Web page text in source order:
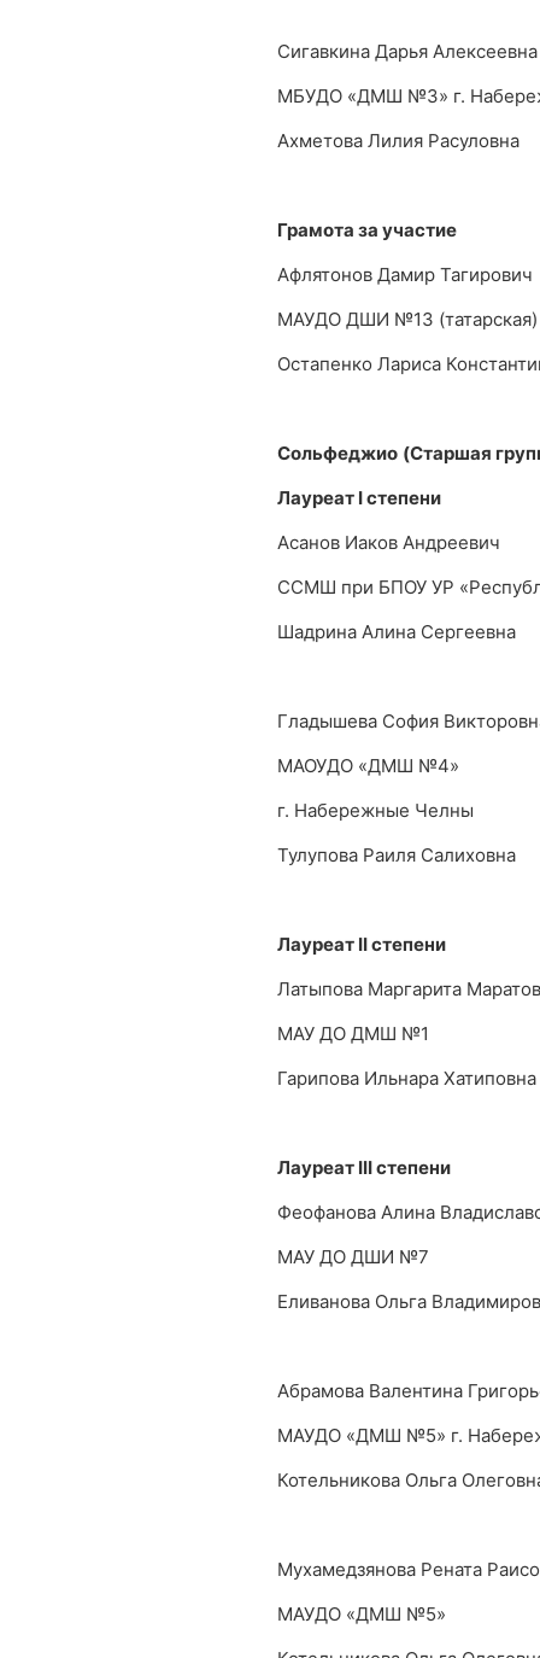
Сигавкина Дарья Алексеевна
МБУДО «ДМШ №3» г.
Ахметова Лилия Расуловна
Грамота за участие
Афлятонов Дамир Тагирович
МАУДО ДШИ №13 (татарская)
Остапенко Лариса
Сольфеджио (Cтаршая
Лауреат Iстепени
Асанов Иаков Андреевич
ССМШ при БПОУ УР
Шадрина Алина Сергеевна
Гладышева София
МАОУДО «ДМШ №4»
г. Набережные Челны
Тулупова Раиля Салиховна
Лауреат IIстепени
Латыпова Маргарита
МАУ ДО ДМШ №1
Гарипова Ильнара Хатиповна
Лауреат IIIстепени
Феофанова Алина
МАУ ДО ДШИ №7
Еливанова Ольга
Абрамова Валентина
МАУДО «ДМШ №5» г.
Котельникова Ольга
Мухамедзянова Рената
МАУДО «ДМШ №5»